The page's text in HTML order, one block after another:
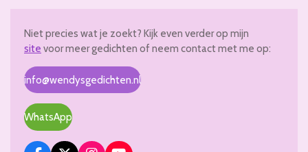
Niet precies wat je zoekt? Kijk even verder op mijn
site voor meer gedichten of neem contact met me op:
info@wendysgedichten.nl
WhatsApp